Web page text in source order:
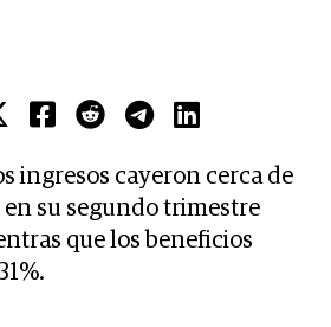
ingresos cayeron cerca de
en su segundo trimestre
que los beneficios